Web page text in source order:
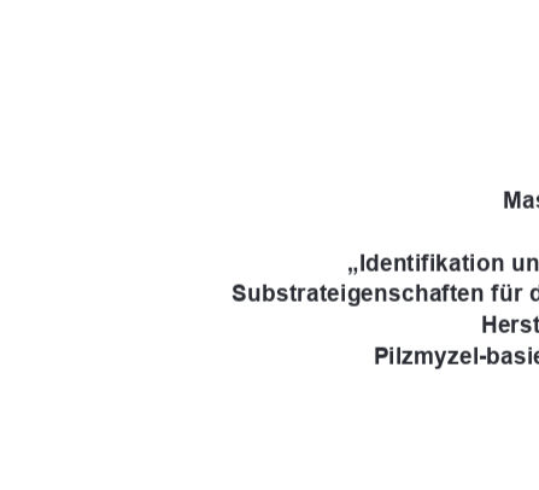
„Identifikation
Substrateigenschaften für
Pilzmyzel-